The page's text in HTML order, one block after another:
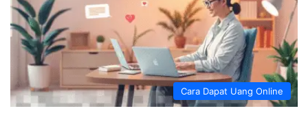
Cara Dapat Uang Online